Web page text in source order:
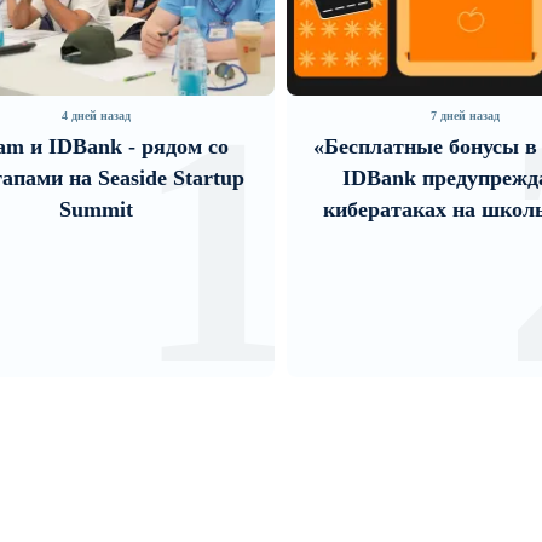
7 дней назад
бонусы в играх»:
предупреждает о
на школьников
2 4 дней назад
В мобильном
Юнибанка теперь
зарегистрироваться